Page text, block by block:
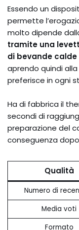
Essendo un
permette
molto dipende
tramite una
di bevande
aprendo quindi
preferisce in ogni
Ha di fabbrica il
secondi di
preparazione del
conseguenza
Qualità
Numero di
Media voti
Formato